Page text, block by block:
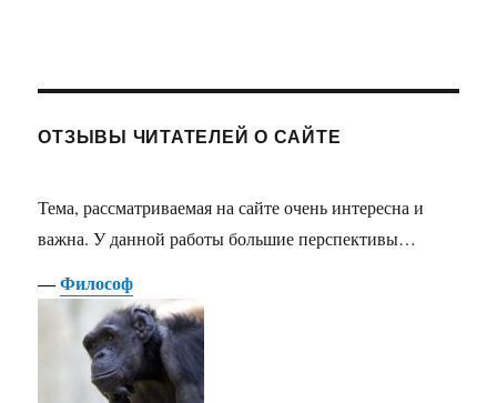
ОТЗЫВЫ ЧИТАТЕЛЕЙ О САЙТЕ
Тема, рассматриваемая на сайте очень интересна и
важна. У данной работы большие перспективы…
―Философ